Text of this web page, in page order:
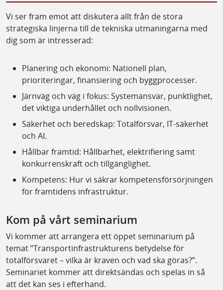
Vi ser fram emot att diskutera allt från de stora
strategiska linjerna till de tekniska utmaningarna med
dig som är intresserad:
Planering och ekonomi: Nationell plan,
prioriteringar, finansiering och byggprocesser.
Järnväg och väg i fokus: Systemansvar, punktlighet,
det viktiga underhållet och nollvisionen.
Säkerhet och beredskap: Totalförsvar, IT-säkerhet
och AI.
Hållbar framtid: Hållbarhet, elektrifiering samt
konkurrenskraft och tillgänglighet.
Kompetens: Hur vi säkrar kompetensförsörjningen
för framtidens infrastruktur.
Kom på vårt seminarium
Vi kommer att arrangera ett öppet seminarium på
temat ”Transportinfrastrukturens betydelse för
totalförsvaret – vilka är kraven och vad ska göras?”.
Seminariet kommer att direktsändas och spelas in så
att det kan ses i efterhand.